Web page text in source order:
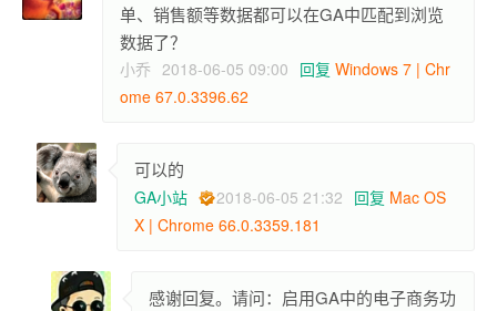
单、销售额等数据都可以在GA中匹配到浏览
数据了？
小乔 2018-06-05 09:00 回复 Windows 7 | Chr
ome 67.0.3396.62
可以的
GA小站 2018-06-05 21:32 回复 Mac OS
X | Chrome 66.0.3359.181
感谢回复。请问：启用GA中的电子商务功